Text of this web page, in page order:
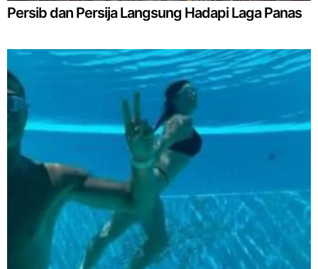
Persib dan Persija Langsung Hadapi Laga Panas